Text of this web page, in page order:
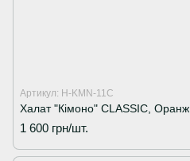
Артикул: H-KMN-11C
Халат "Кімоно" CLASSIC, Оранж
1 600 грн/шт.